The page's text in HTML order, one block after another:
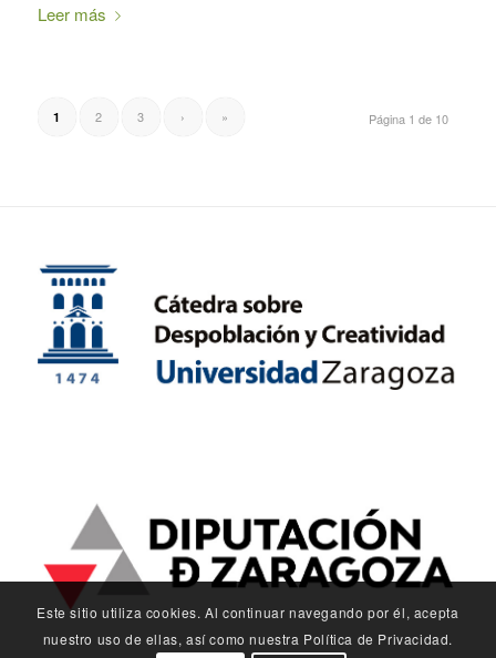
Leer más
Página 1 de 10
1 2 3 › »
Este sitio utiliza cookies. Al continuar navegando por él, acepta
nuestro uso de ellas, así como nuestra Política de Privacidad.